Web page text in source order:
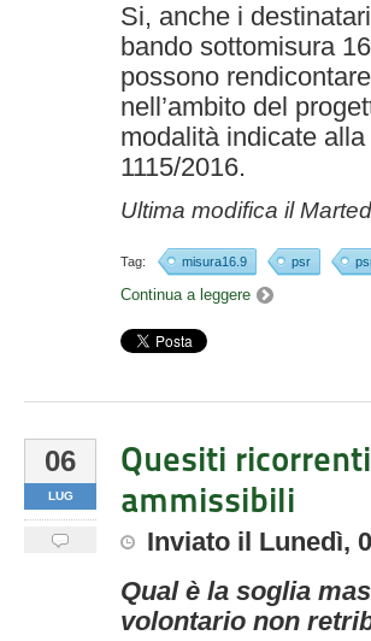
Si, anche i
bando sottomisura
possono
nell’ambito del
modalità indicate
1115/2016.
Ultima modifica il
Tag: misura16.9 psr
Continua a leggere
06
LUG
Quesiti
ammissibili
Inviato il Lunedì,
Qual è la soglia
volontario non